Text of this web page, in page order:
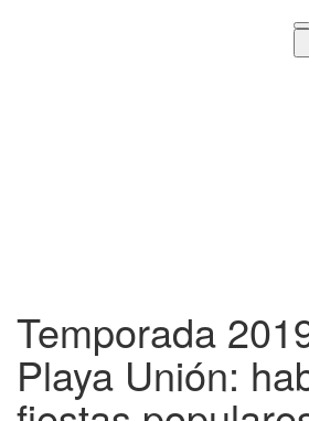
Temporada
Playa Unión: